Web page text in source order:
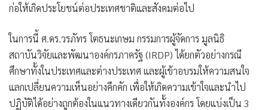
ก่อให้เกิดประโยชน์ต่อประเทศชาติและสังคมต่อไป
ในการนี้ ศ.ดร.วรภัทร โตธนะเกษม กรรมการผู้จัดการ มูลนิธิ
สถาบันวิจัยและพัฒนาองค์กรภาครัฐ (IRDP)ได้ยกตัวอย่างกรณี
ศึกษาทั้งในประเทศและต่างประเทศ และผู้เข้าอบรมให้ความสนใจ
แลกเปลี่ยนความเห็นอย่างคึกคัก เพื่อให้เกิดความเข้าใจและนำไป
ปฏิบัติได้อย่างถูกต้องในแนวทางเดียวกันทั้งองค์กร โดยแบ่งเป็น 3